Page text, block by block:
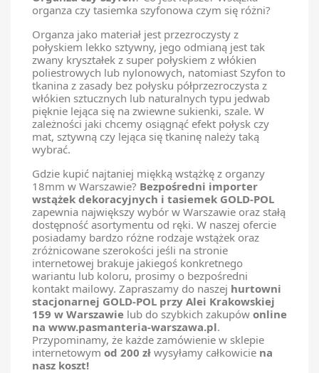
organza czy tasiemka szyfonowa czym się różni?
Organza jako materiał jest przezroczysty z
połyskiem lekko sztywny, jego odmianą jest tak
zwany kryształek z super połyskiem z włókien
poliestrowych lub nylonowych, natomiast Szyfon to
tkanina z zasady bez połysku półprzezroczysta z
włókien sztucznych lub naturalnych typu jedwab
pięknie lejąca się na zwiewne sukienki, szale. W
zależności jaki chcemy osiągnąć efekt połysk czy
mat, sztywną czy lejąca się tkaninę należy taką
wybrać.
Gdzie kupić najtaniej miękką wstążkę z organzy
18mm w Warszawie? Bezpośredni importer
wstążek dekoracyjnych i tasiemek GOLD-POL
zapewnia największy wybór w Warszawie oraz stałą
dostępność asortymentu od ręki. W naszej ofercie
posiadamy bardzo różne rodzaje wstążek oraz
zróżnicowane szerokości jeśli na stronie
internetowej brakuje jakiegoś konkretnego
wariantu lub koloru, prosimy o bezpośredni
kontakt mailowy. Zapraszamy do naszej hurtowni
stacjonarnej GOLD-POL przy Alei Krakowskiej
159 w Warszawie lub do szybkich zakupów online
na www.pasmanteria-warszawa.pl.
Przypominamy, że każde zamówienie w sklepie
internetowym od 200 zł wysyłamy całkowicie na
nasz koszt!